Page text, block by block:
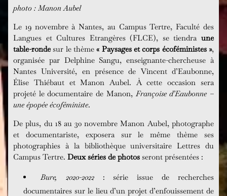
photo : Manon Aubel
Le 19 novembre à Nantes, au Campus Tertre, Faculté des
Langues et Cultures Etrangères (FLCE), se tiendra une
table-ronde sur le thème« Paysages et corps écoféministes »,
organisée par Delphine Sangu, enseignante-chercheuse à
Nantes Université, en présence de Vincent d’Eaubonne,
Élise Thiébaut et Manon Aubel. À cette occasion sera
projeté le documentaire de Manon,Françoise d’Eaubonne –
une épopée écoféministe.
De plus, du 18 au 30 novembre Manon Aubel, photographe
et documentariste, exposera sur le même thème ses
photographies à la bibliothèque universitaire Lettres du
Campus Tertre.Deux séries de photos seront présentées :
Bure, 2020-2022: série issue de recherches
documentaires sur le lieu d’un projet d’enfouissement de